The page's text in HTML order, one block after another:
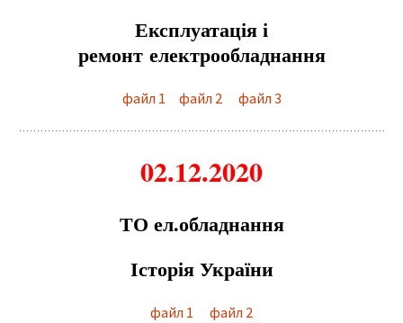
Експлуатація і
ремонт електрообладнання
файл 1 файл 2 файл 3
02.12.2020
ТО ел.обладнання
Історія України
файл 1 файл 2